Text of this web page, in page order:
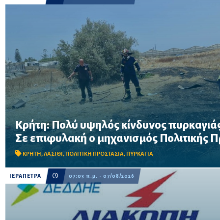
Κρήτη: Πολύ υψηλός κίνδυνος
Σε επιφυλακή ο μηχανισμός Πολιτικής
ΚΡΗΤΗ ,ΛΑΣΙΘΙ , ΠΟΛΙΤΙΚΗ ΠΡΟΣΤΑΣΙΑ, ΠΥΡΚΑΓΙΑ
Σε επιφυλακή ο μηχανισμός Πολιτικής Προστασίας λόγω πολύ
στην Κρήτη το Σάββατο 8 Αυγούστου – Απαγορεύονται η χρήση
δασικές περιοχές, μεταξύ των οποίω...
ΙΕΡΑΠΕΤΡΑ 07:03 π.μ. - 07/08/2026